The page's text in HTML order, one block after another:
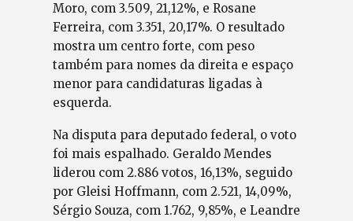
Moro, com 3.509, 21,12%, e Rosane
Ferreira, com 3.351, 20,17%. O resultado
mostra um centro forte, com peso
também para nomes da direita e espaço
menor para candidaturas ligadas à
esquerda.
Na disputa para deputado federal, o voto
foi mais espalhado. Geraldo Mendes
liderou com 2.886 votos, 16,13%, seguido
por Gleisi Hoffmann, com 2.521, 14,09%,
Sérgio Souza, com 1.762, 9,85%, e Leandre